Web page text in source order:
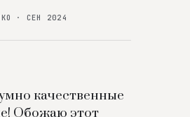
· СЕН 2024
качественные
Обожаю этот